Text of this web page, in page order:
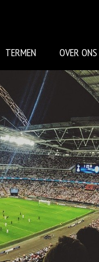
TERMEN OVER ONS